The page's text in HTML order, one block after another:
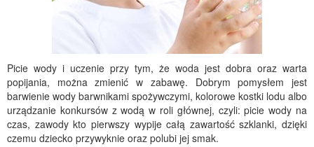
Picie wody i uczenie przy tym, że woda jest dobra oraz warta
popijania, można zmienić w zabawę. Dobrym pomysłem jest
barwienie wody barwnikami spożywczymi, kolorowe kostki lodu albo
urządzanie konkursów z wodą w roli głównej, czyli: picie wody na
czas, zawody kto pierwszy wypije całą zawartość szklanki, dzięki
czemu dziecko przywyknie oraz polubi jej smak.